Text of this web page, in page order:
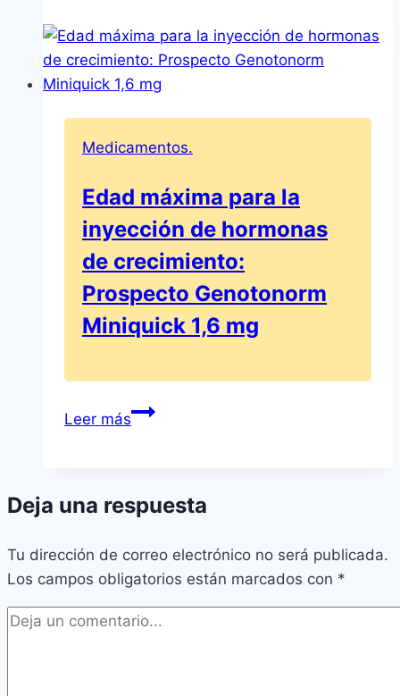
Neo
Hubber:
gotas
nariz
Medicamentos.
Edad máxima para la
inyección de hormonas
de crecimiento:
Prospecto Genotonorm
Miniquick 1,6 mg
Leer másEdad
inyección
hormonas
de
crecimiento:
Prospecto
Deja una respuesta
Tu dirección de correo electrónico no será publicada.
Los campos obligatorios están marcados con *